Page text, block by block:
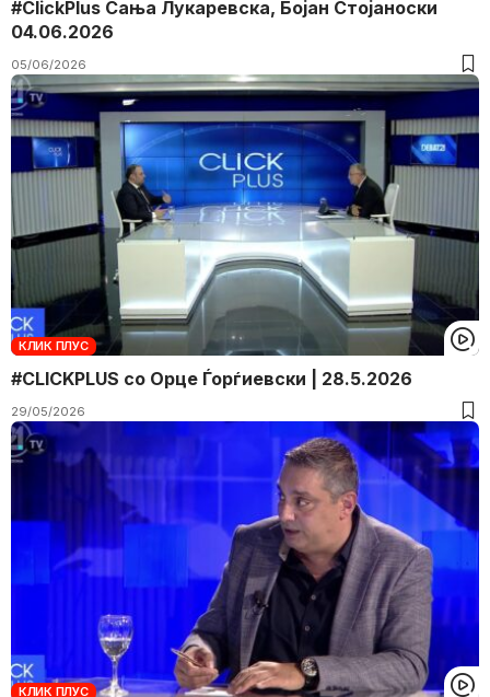
#ClickPlus Сања Лукаревска, Бојан Стојаноски
04.06.2026
05/06/2026
КЛИК ПЛУС
#CLICKPLUS со Орце Ѓорѓиевски | 28.5.2026
29/05/2026
КЛИК ПЛУС